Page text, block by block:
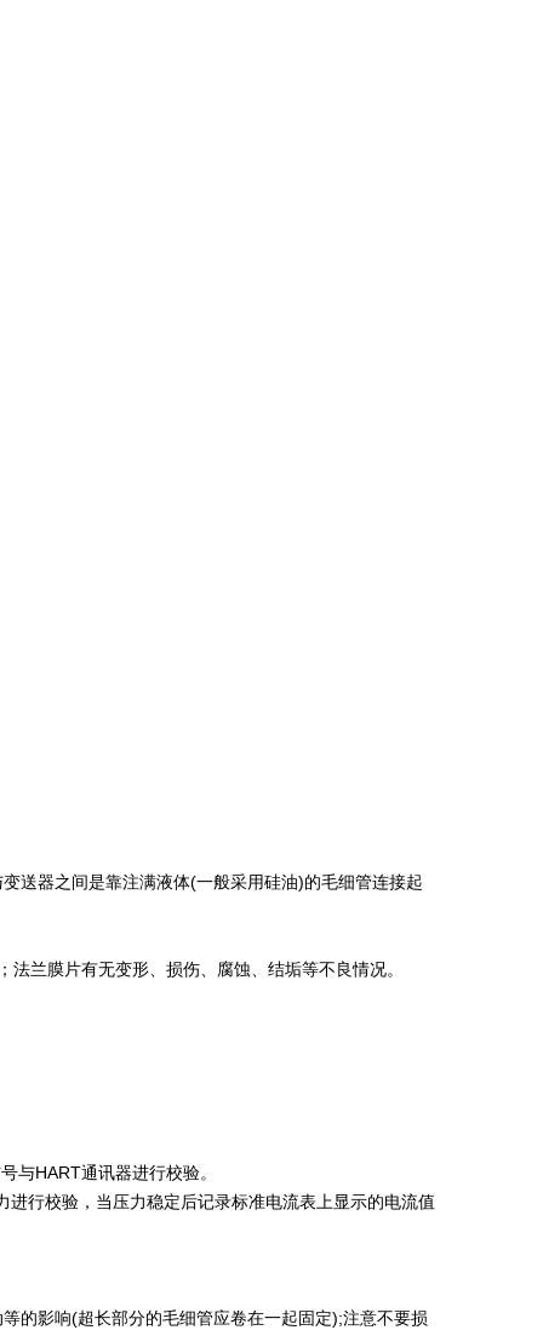
送器之间是靠注满液体(一般采用硅油)的毛细管连接起
兰膜片有无变形、损伤、腐蚀、结垢等不良情况。
与HART通讯器进行校验。
行校验，当压力稳定后记录标准电流表上显示的电流值
的影响(超长部分的毛细管应卷在一起固定);注意不要损